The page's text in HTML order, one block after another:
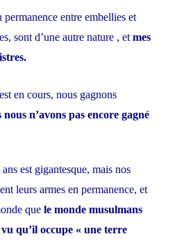
entre embellies et
sont d’une autre nature , et mes
en cours, nous gagnons
nous n’avons pas encore gagné
est gigantesque, mais nos
leurs armes en permanence, et
que le monde musulmans
qu’il occupe « une terre